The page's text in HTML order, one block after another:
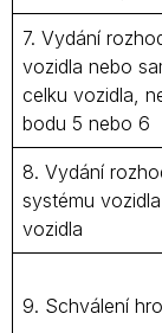
7. Vydání
vozidla nebo
celku vozidla,
bodu 5 nebo 6
8. Vydání
systému
vozidla
9. Schválení